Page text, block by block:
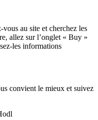
au site et cherchez les
allez sur l’onglet « Buy »
les informations
convient le mieux et suivez